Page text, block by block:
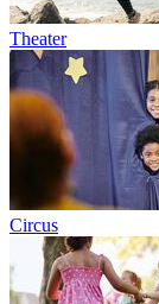
Theater
Circus